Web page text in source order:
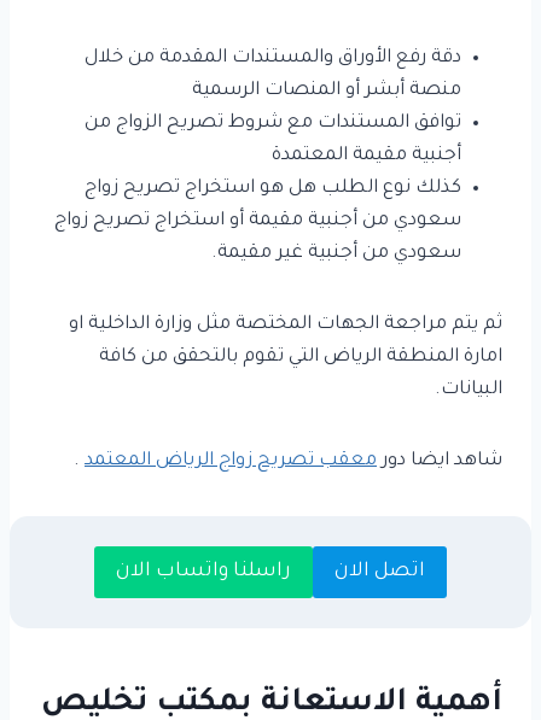
دقة رفع الأوراق والمستندات المقدمة من خلال
منصة أبشر أو المنصات الرسمية
توافق المستندات مع شروط تصريح الزواج من
أجنبية مقيمة المعتمدة
كذلك نوع الطلب هل هو استخراج تصريح زواج
سعودي من أجنبية مقيمة أو استخراج تصريح زواج
سعودي من أجنبية غير مقيمة.
ثم يتم مراجعة الجهات المختصة مثل وزارة الداخلية او
امارة المنطقة الرياض التي تقوم بالتحقق من كافة
البيانات.
شاهد ايضا دورمعقب تصريح زواج الرياض المعتمد .
اتصل الان راسلنا واتساب الان
أهمية الاستعانة بمكتب تخليص